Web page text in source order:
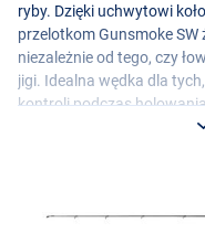
ryby. Dzięki uchwytowi
przelotkom Gunsmoke SW
niezależnie od tego, czy
jigi. Idealna wędka dla
kontroli podczas